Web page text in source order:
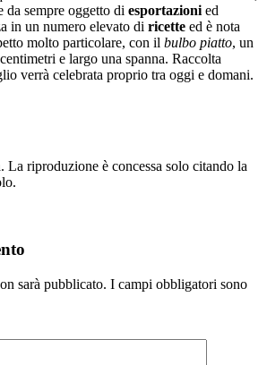
da sempre oggetto di esportazioni ed
in un numero elevato di ricette ed è nota
molto particolare, con il bulbo piatto, un
e largo una spanna. Raccolta
verrà celebrata proprio tra oggi e domani.
La riproduzione è concessa solo citando la
sarà pubblicato. I campi obbligatori sono